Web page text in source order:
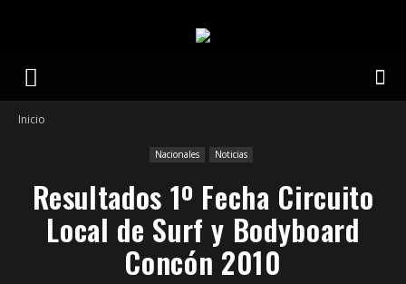
Inicio
Nacionales Noticias
Resultados 1º Fecha Circuito
Local de Surf y Bodyboard
Concón 2010